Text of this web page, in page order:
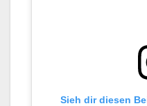
Sieh dir diesen